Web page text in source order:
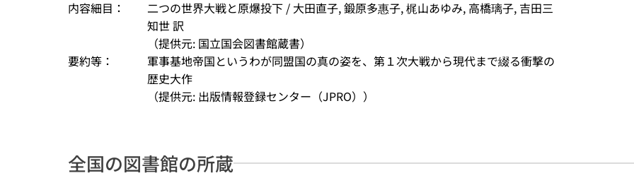
内容細目：
二つの世界大戦と原爆投下 / 大田直子, 鍛原多惠子, 梶山あゆみ, 高橋璃子, 吉田三
知世 訳
（提供元: 国立国会図書館蔵書）
要約等：
軍事基地帝国というわが同盟国の真の姿を、第１次大戦から現代まで綴る衝撃の
歴史大作
（提供元: 出版情報登録センター（JPRO））
全国の図書館の所蔵